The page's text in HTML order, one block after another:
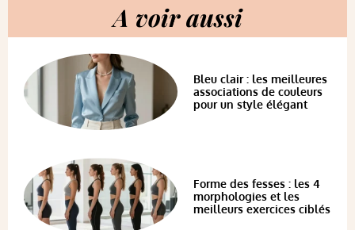
A voir aussi
Bleu clair : les meilleures
associations de couleurs
pour un style élégant
Forme des fesses : les 4
morphologies et les
meilleurs exercices ciblés